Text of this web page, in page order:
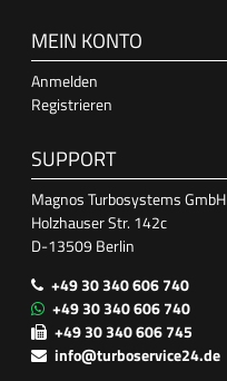
MEIN KONTO
Anmelden
Registrieren
SUPPORT
Magnos Turbosystems GmbH
Holzhauser Str. 142c
D-13509 Berlin
+49 30 340 606 740
+49 30 340 606 740
+49 30 340 606 745
info@turboservice24.de